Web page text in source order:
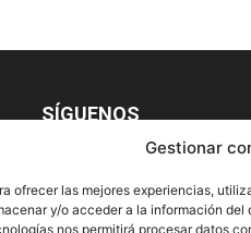
Gestionar
ofrecer las mejores experiencias,
y/o acceder a la información
nos permitirá procesar datos
SÍGUENOS